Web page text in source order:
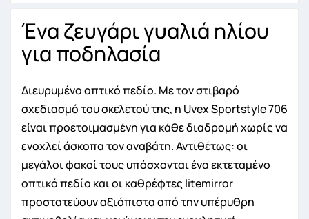
Ένα ζευγάρι γυαλιά ηλίου
για ποδηλασία
Διευρυμένο οπτικό πεδίο. Με τον στιβαρό
σχεδιασμό του σκελετού της, η Uvex Sportstyle 706
είναι προετοιμασμένη για κάθε διαδρομή χωρίς να
ενοχλεί άσκοπα τον αναβάτη. Αντιθέτως: οι
μεγάλοι φακοί τους υπόσχονται ένα εκτεταμένο
οπτικό πεδίο και οι καθρέφτες litemirror
προστατεύουν αξιόπιστα από την υπέρυθρη